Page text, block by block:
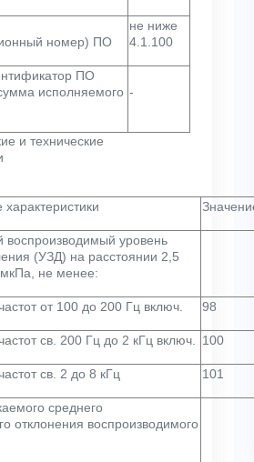
номер) ПО
не ниже
4.1.100
ПО
исполняемого -
и технические
уровень
(УЗД) на расстоянии 2,5
не менее:
от 100 до 200 Гц включ. 98
св. 200 Гц до 2 кГц включ. 100
св. 2 до 8 кГц 101
среднего
отклонения воспроизводимого